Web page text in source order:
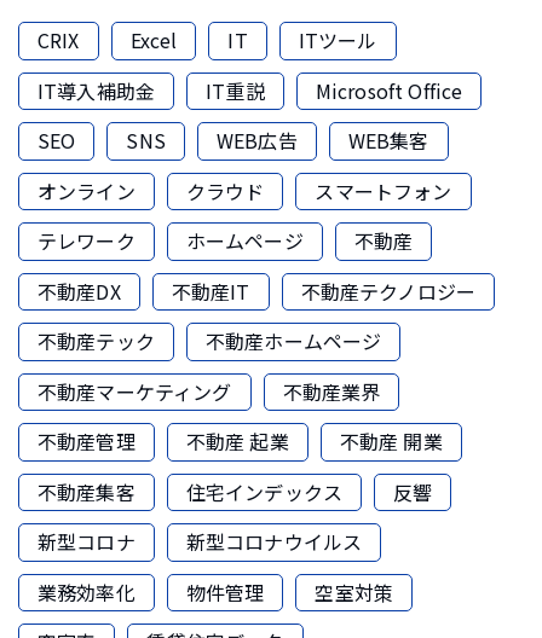
CRIX Excel IT
ITツール
IT導入補助金
IT重説
Microsoft Office
SEO
SNS WEB広告
WEB集客
オンライン
クラウド
スマートフォン
テレワーク
ホームページ
不動産
不動産DX
不動産IT
不動産テクノロジー
不動産テック
不動産ホームページ
不動産マーケティング
不動産業界
不動産管理
不動産 起業
不動産 開業
不動産集客
住宅インデックス
反響
新型コロナ
新型コロナウイルス
業務効率化
物件管理
空室対策